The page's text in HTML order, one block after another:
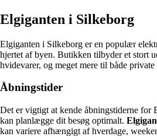
Elgiganten i Silkeborg
Elgiganten i Silkeborg er en populær
hjertet af byen. Butikken tilbyder et stort
hvidevarer, og meget mere til både
Åbningstider
Det er vigtigt at kende åbningstiderne for
kan planlægge dit besøg optimalt.
kan variere afhængigt af hverdage,